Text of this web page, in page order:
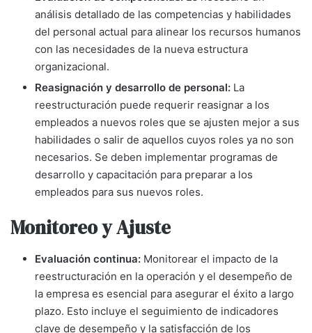
análisis detallado de las competencias y habilidades
del personal actual para alinear los recursos humanos
con las necesidades de la nueva estructura
organizacional.
Reasignación y desarrollo de personal: La
reestructuración puede requerir reasignar a los
empleados a nuevos roles que se ajusten mejor a sus
habilidades o salir de aquellos cuyos roles ya no son
necesarios. Se deben implementar programas de
desarrollo y capacitación para preparar a los
empleados para sus nuevos roles.
Monitoreo y Ajuste
Evaluación continua: Monitorear el impacto de la
reestructuración en la operación y el desempeño de
la empresa es esencial para asegurar el éxito a largo
plazo. Esto incluye el seguimiento de indicadores
clave de desempeño y la satisfacción de los